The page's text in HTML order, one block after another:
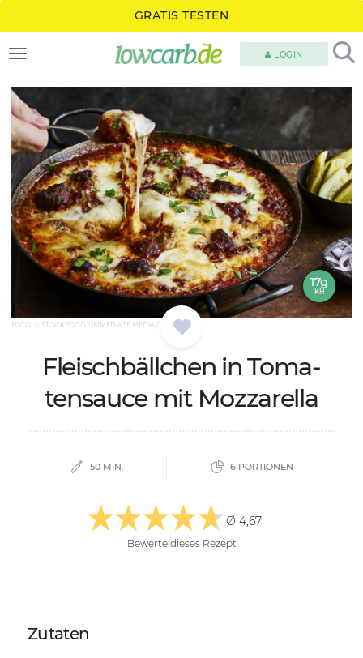
GRATIS TESTEN
TOGGLE NAVIGATION LOGIN
FOTO: © STOCKFOOD / IMMEDIATE MEDIA / OLIVE
17g
KH
Fleisch­bäll­chen in To­ma­
ten­sau­ce mit Moz­za­rel­la
50 MIN. 6 PORTIONEN
Ø 4,67
Bewerte dieses Rezept
Zutaten